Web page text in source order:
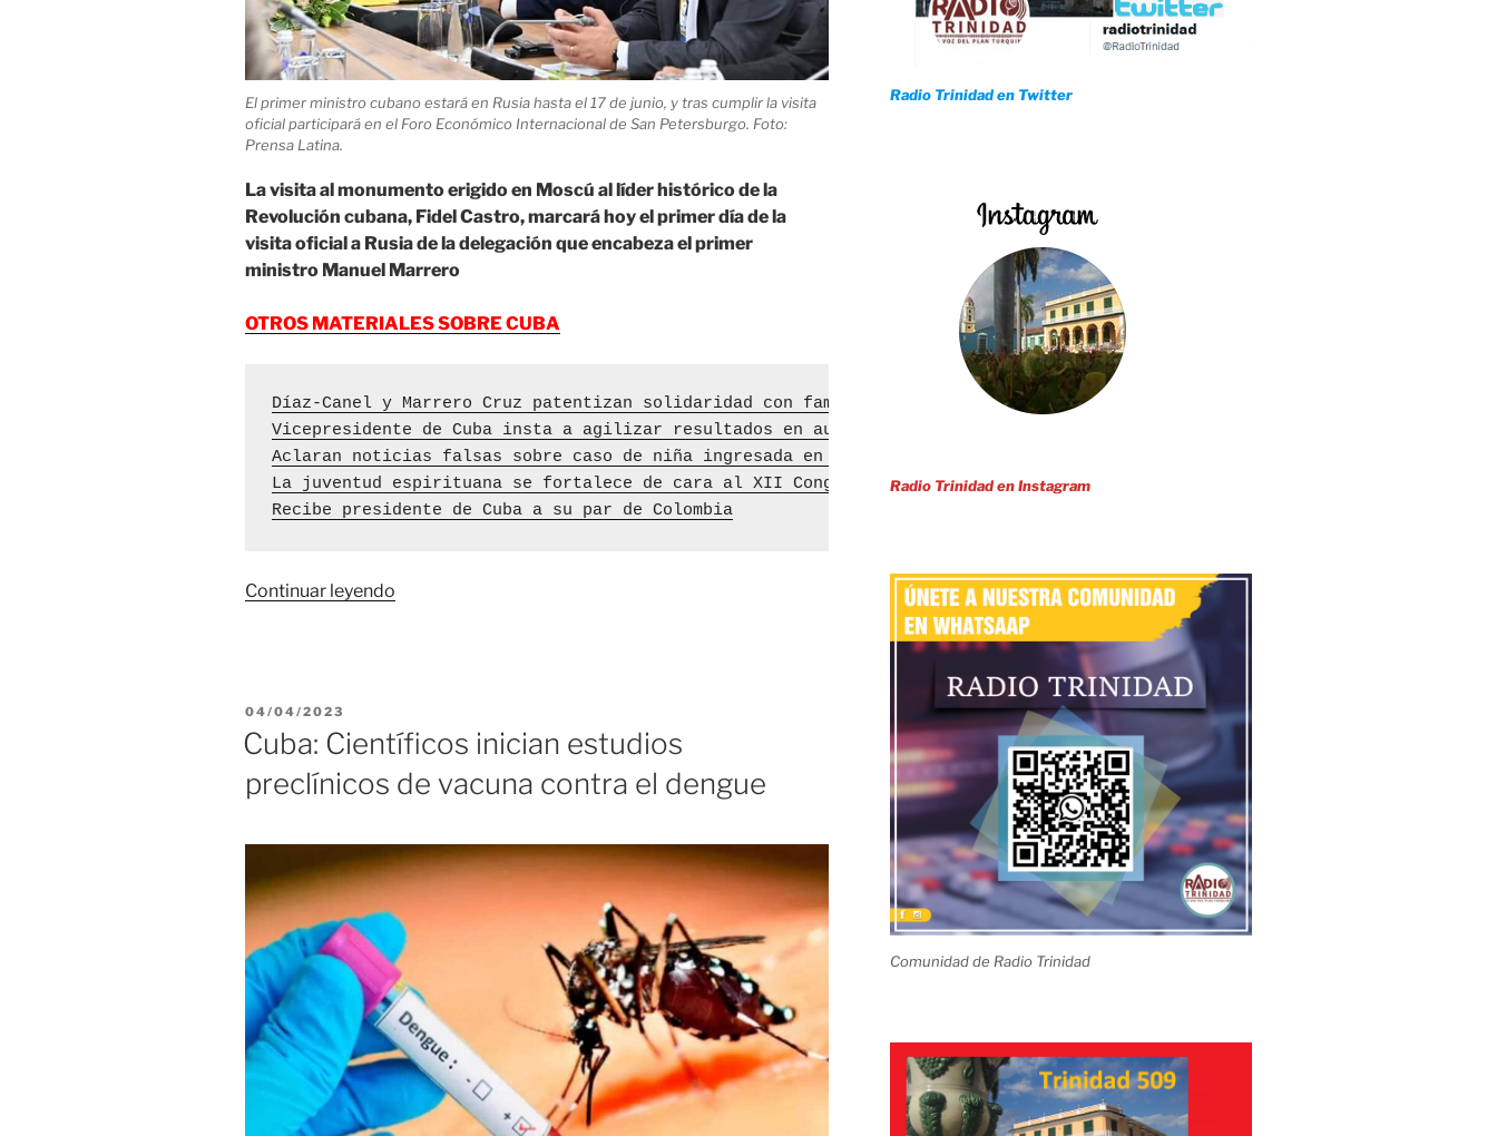
El primer ministro cubano estará en Rusia hasta el 17 de junio, y tras cumplir la visita
oficial participará en el Foro Económico Internacional de San Petersburgo. Foto:
Prensa Latina.
La visita al monumento erigido en Moscú al líder histórico de la
Revolución cubana, Fidel Castro, marcará hoy el primer día de la
visita oficial a Rusia de la delegación que encabeza el primer
ministro Manuel Marrero
OTROS MATERIALES SOBRE CUBA
Díaz-Canel y Marrero Cruz patentizan solidaridad con familias afectadas por fuertes lluvias
Vicepresidente de Cuba insta a agilizar resultados en autoabastecimiento en Sancti Spíritus
Aclaran noticias falsas sobre caso de niña ingresada en pediátrico de Santa Clara
La juventud espirituana se fortalece de cara al XII Congreso de la UJC
Recibe presidente de Cuba a su par de Colombia
Continuar leyendo
oficial
a
PUBLICADO
EL
04/04/2023
Cuba: Científicos inician estudios
preclínicos de vacuna contra el dengue
Radio Trinidad en Twitter
Radio Trinidad en Instagram
Comunidad de Radio Trinidad